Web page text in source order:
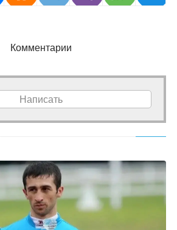
Комментарии
Написать